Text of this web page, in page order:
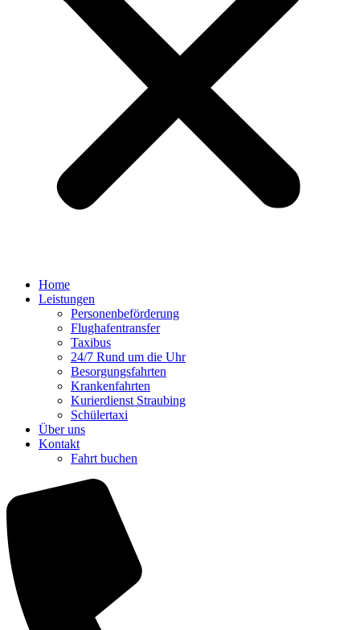
Home
Leistungen
Personenbeförderung
Flughafentransfer
Taxibus
24/7 Rund um die Uhr
Besorgungsfahrten
Krankenfahrten
Kurierdienst Straubing
Schülertaxi
Über uns
Kontakt
Fahrt buchen